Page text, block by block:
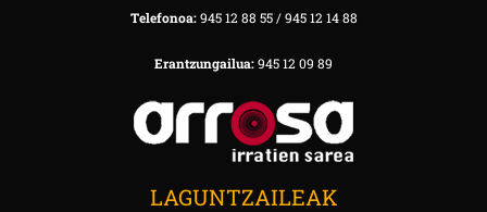
Telefonoa:945 12 88 55 / 945 12 14 88
Erantzungailua:945 12 09 89
LAGUNTZAILEAK